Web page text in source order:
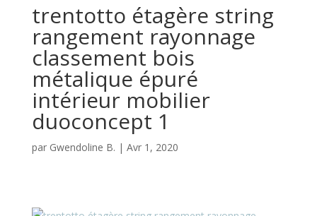
trentotto étagère string
rangement rayonnage
classement bois
métalique épuré
intérieur mobilier
duoconcept 1
par Gwendoline B. | Avr 1, 2020